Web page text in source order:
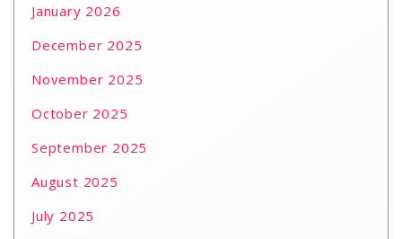
January 2026
December 2025
November 2025
October 2025
September 2025
August 2025
July 2025